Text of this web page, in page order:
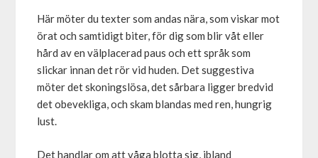
Här möter du texter som andas nära, som viskar mot
örat och samtidigt biter, för dig som blir våt eller
hård av en välplacerad paus och ett språk som
slickar innan det rör vid huden. Det suggestiva
möter det skoningslösa, det sårbara ligger bredvid
det obevekliga, och skam blandas med ren, hungrig
lust.
Det handlar om att våga blotta sig, ibland